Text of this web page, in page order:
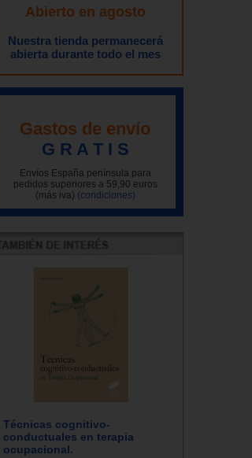
Abierto en agosto
Nuestra tienda permanecerá
abierta durante todo el mes
Gastos de envío
G R A T I S
Envíos España península para
pedidos superiores a 59,90 euros
(más iva) (condiciones)
Técnicas cognitivo-
conductuales en terapia
ocupacional.